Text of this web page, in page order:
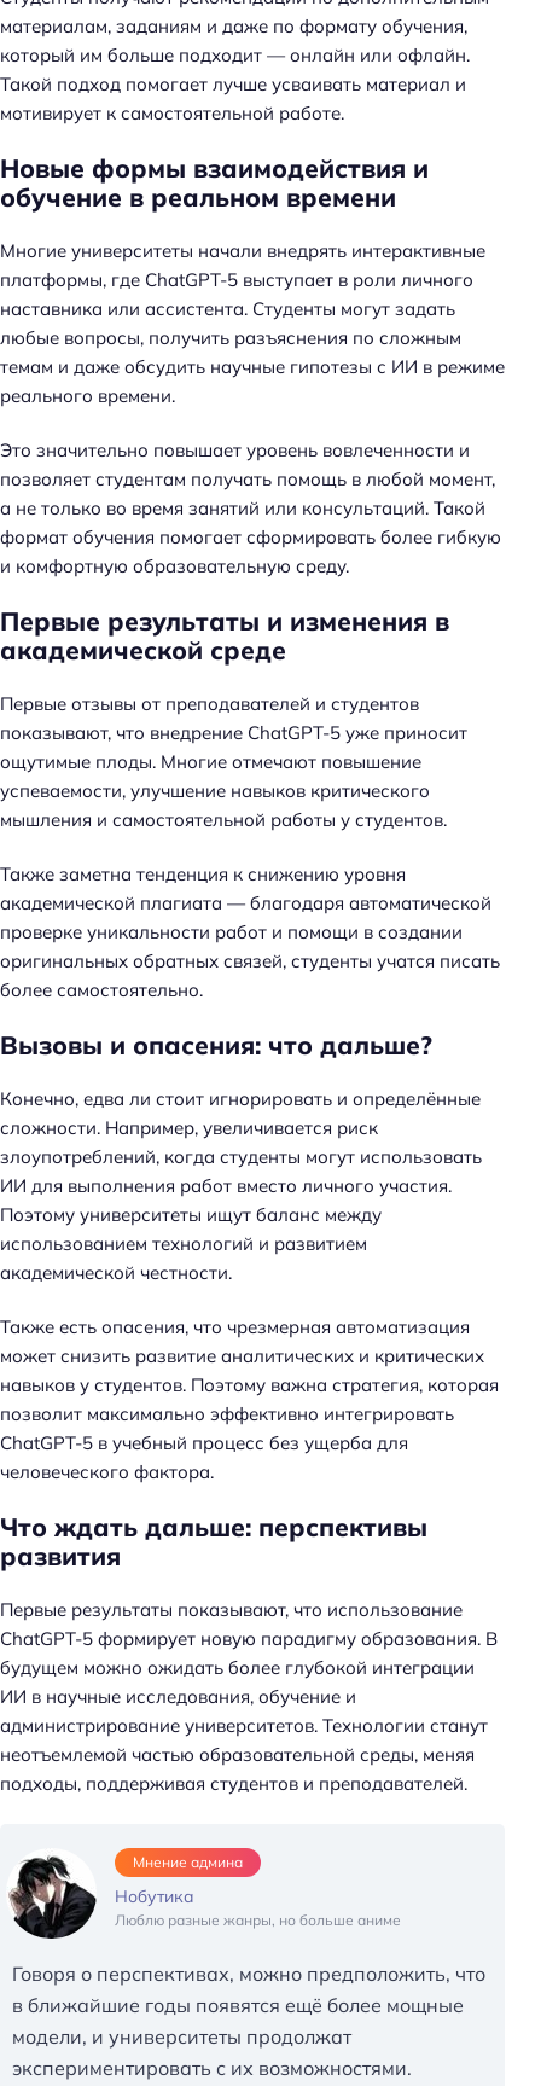
материалам, заданиям и даже по формату обучения,
который им больше подходит — онлайн или офлайн.
Такой подход помогает лучше усваивать материал и
мотивирует к самостоятельной работе.
Новые формы взаимодействия и
обучение в реальном времени
Многие университеты начали внедрять интерактивные
платформы, где ChatGPT-5 выступает в роли личного
наставника или ассистента. Студенты могут задать
любые вопросы, получить разъяснения по сложным
темам и даже обсудить научные гипотезы с ИИ в режиме
реального времени.
Это значительно повышает уровень вовлеченности и
позволяет студентам получать помощь в любой момент,
а не только во время занятий или консультаций. Такой
формат обучения помогает сформировать более гибкую
и комфортную образовательную среду.
Первые результаты и изменения в
академической среде
Первые отзывы от преподавателей и студентов
показывают, что внедрение ChatGPT-5 уже приносит
ощутимые плоды. Многие отмечают повышение
успеваемости, улучшение навыков критического
мышления и самостоятельной работы у студентов.
Также заметна тенденция к снижению уровня
академической плагиата — благодаря автоматической
проверке уникальности работ и помощи в создании
оригинальных обратных связей, студенты учатся писать
более самостоятельно.
Вызовы и опасения: что дальше?
Конечно, едва ли стоит игнорировать и определённые
сложности. Например, увеличивается риск
злоупотреблений, когда студенты могут использовать
ИИ для выполнения работ вместо личного участия.
Поэтому университеты ищут баланс между
использованием технологий и развитием
академической честности.
Также есть опасения, что чрезмерная автоматизация
может снизить развитие аналитических и критических
навыков у студентов. Поэтому важна стратегия, которая
позволит максимально эффективно интегрировать
ChatGPT-5 в учебный процесс без ущерба для
человеческого фактора.
Что ждать дальше: перспективы
развития
Первые результаты показывают, что использование
ChatGPT-5 формирует новую парадигму образования. В
будущем можно ожидать более глубокой интеграции
ИИ в научные исследования, обучение и
администрирование университетов. Технологии станут
неотъемлемой частью образовательной среды, меняя
подходы, поддерживая студентов и преподавателей.
Мнение админа
Нобутика
Люблю разные жанры, но больше аниме
Говоря о перспективах, можно предположить, что
в ближайшие годы появятся ещё более мощные
модели, и университеты продолжат
экспериментировать с их возможностями.